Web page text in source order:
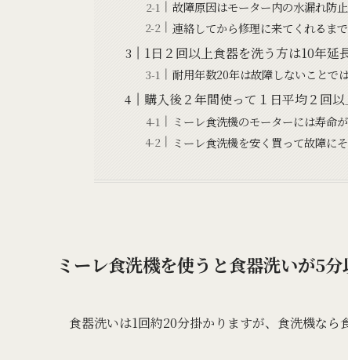
故障原因はモーター内の水漏れ防
連絡してから修理に来てくれるま
1日２回以上食器を洗う方は10年延
耐用年数20年は故障しないことで
購入後２年間使って１日平均２回
ミーレ食洗機のモーターには寿命が
ミーレ食洗機を安く買って故障に
ミーレ食洗機を使うと食器洗いが5
食器洗いは1回約20分掛かりますが、食洗機なら